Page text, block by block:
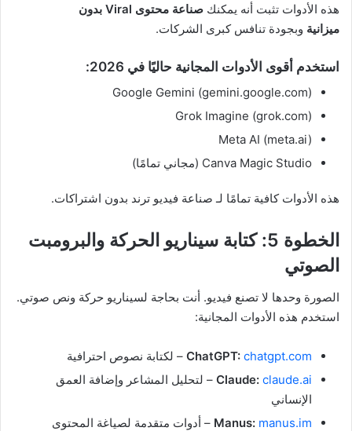
هذه الأدوات تثبت أنه يمكنك
صناعة محتوى Viral بدون
ميزانية وبجودة تنافس كبرى الشركات.
استخدم أقوى الأدوات المجانية حاليًا في 2026:
Google Gemini (gemini.google.com)
Grok Imagine (grok.com)
Meta AI (meta.ai)
Canva Magic Studio (مجاني تمامًا)
هذه الأدوات كافية تمامًا لـ صناعة فيديو ترند بدون اشتراكات.
الخطوة 5: كتابة سيناريو الحركة والبرومبت
الصوتي
الصورة وحدها لا تصنع فيديو. أنت بحاجة لسيناريو حركة ونص صوتي.
استخدم هذه الأدوات المجانية:
ChatGPT: chatgpt.com
– لكتابة نصوص احترافية
Claude: claude.ai
– لتحليل المشاعر وإضافة العمق
الإنساني
Manus: manus.im – أدوات متقدمة لصياغة المحتوى